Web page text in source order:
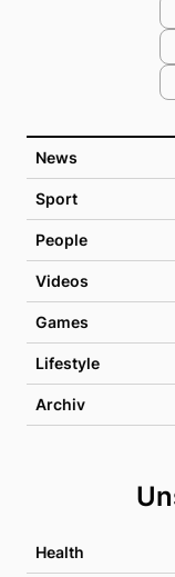
News
Sport
People
Videos
Games
Lifestyle
Archiv
Health